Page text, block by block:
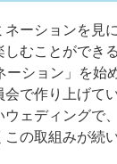
ーションを見
むことができ
ション」を始
で作り上げて
ェディングで
の取組みが続